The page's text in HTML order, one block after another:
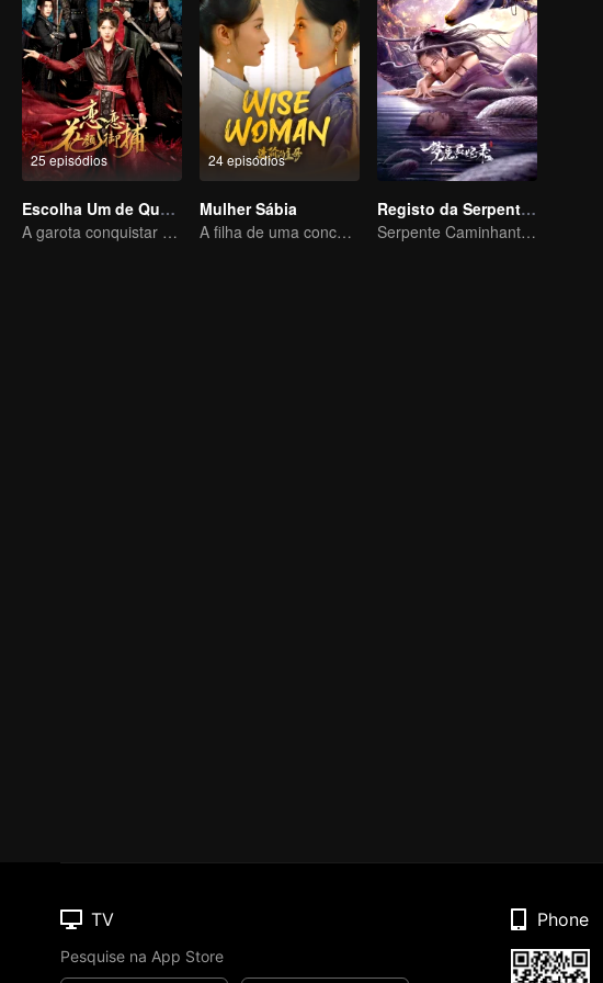
25 episódios
Escolha Um de Quatro
A garota conquistar quatro jovens encantadores
24 episódios
Mulher Sábia
A filha de uma concubina se torna a matriarca da família
Registo da Serpente Espiritual no Pesadelo
Serpente Caminhante dos Sonhos e o Passado do Imortal da Espada
TV
Pesquise na App Store
Phone